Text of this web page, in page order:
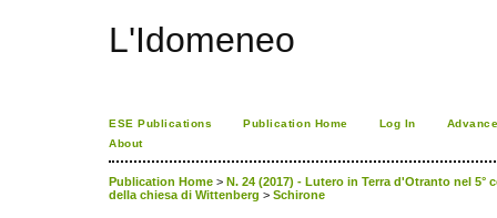
L'Idomeneo
ESE Publications Publication Home Log In
About
Publication Home > N. 24 (2017) - Lutero in Terra d'Otranto nel
della chiesa di Wittenberg > Schirone